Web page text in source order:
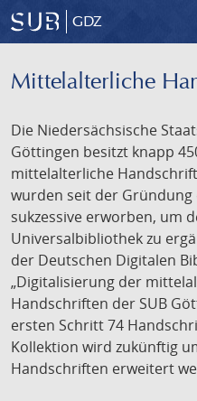
GDZ
Mittelalterliche
Die Niedersächsische
Göttingen besitzt knapp
mittelalterliche
wurden seit der Gründung
sukzessive erworben, um
Universalbibliothek zu
der Deutschen Digitalen
„Digitalisierung der
Handschriften der SUB
ersten Schritt 74
Kollektion wird zukünftig
Handschriften erweitert